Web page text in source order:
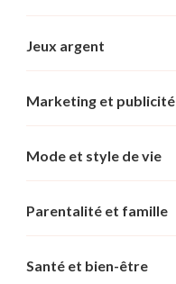
Jeux argent
Marketing et publicité
Mode et style de vie
Parentalité et famille
Santé et bien-être